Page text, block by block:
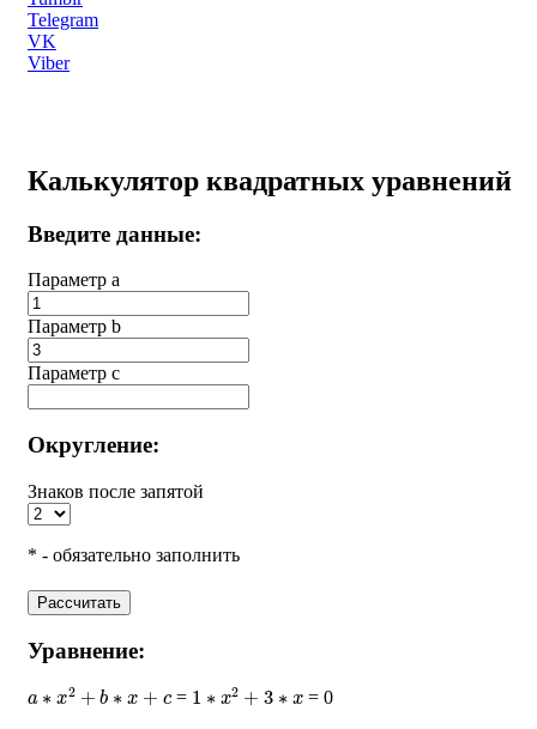
Telegram
VK
Viber
Калькулятор квадратных уравнений
Введите данные:
Параметр a
Параметр b
Параметр с
Округление:
Знаков после запятой
* - обязательно заполнить
Рассчитать
Уравнение:
2 b ∗ = 1 2 + ∗ = 0